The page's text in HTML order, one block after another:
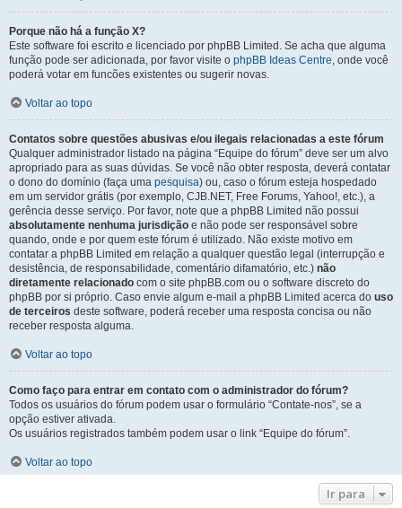
Porque não há a função X?
Este software foi escrito e licenciado por phpBB Limited. Se acha que alguma
função pode ser adicionada, por favor visite o phpBB Ideas Centre, onde você
poderá votar em funcões existentes ou sugerir novas.
Voltar ao topo
Contatos sobre questões abusivas e/ou ilegais relacionadas a este fórum
Qualquer administrador listado na página “Equipe do fórum” deve ser um alvo
apropriado para as suas dúvidas. Se você não obter resposta, deverá contatar
o dono do domínio (faça uma pesquisa) ou, caso o fórum esteja hospedado
em um servidor grátis (por exemplo, CJB.NET, Free Forums, Yahoo!, etc.), a
gerência desse serviço. Por favor, note que a phpBB Limited não possui
absolutamente nenhuma jurisdição e não pode ser responsável sobre
quando, onde e por quem este fórum é utilizado. Não existe motivo em
contatar a phpBB Limited em relação a qualquer questão legal (interrupção e
desistência, de responsabilidade, comentário difamatório, etc.) não
diretamente relacionado com o site phpBB.com ou o software discreto do
phpBB por si próprio. Caso envie algum e-mail a phpBB Limited acerca do uso
de terceiros deste software, poderá receber uma resposta concisa ou não
receber resposta alguma.
Voltar ao topo
Como faço para entrar em contato com o administrador do fórum?
Todos os usuários do fórum podem usar o formulário “Contate-nos”, se a
opção estiver ativada.
Os usuários registrados também podem usar o link “Equipe do fórum”.
Voltar ao topo
Ir para